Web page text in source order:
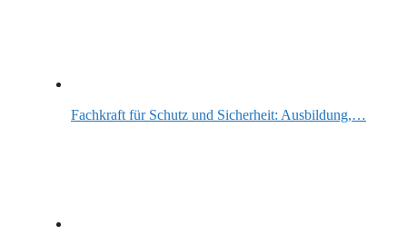
Fachkraft für Schutz und Sicherheit: Ausbildung,…